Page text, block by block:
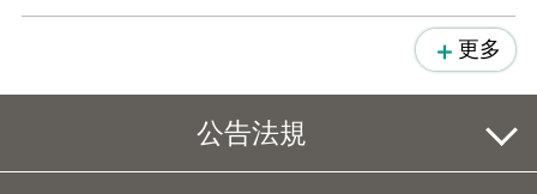
更多
公告法規